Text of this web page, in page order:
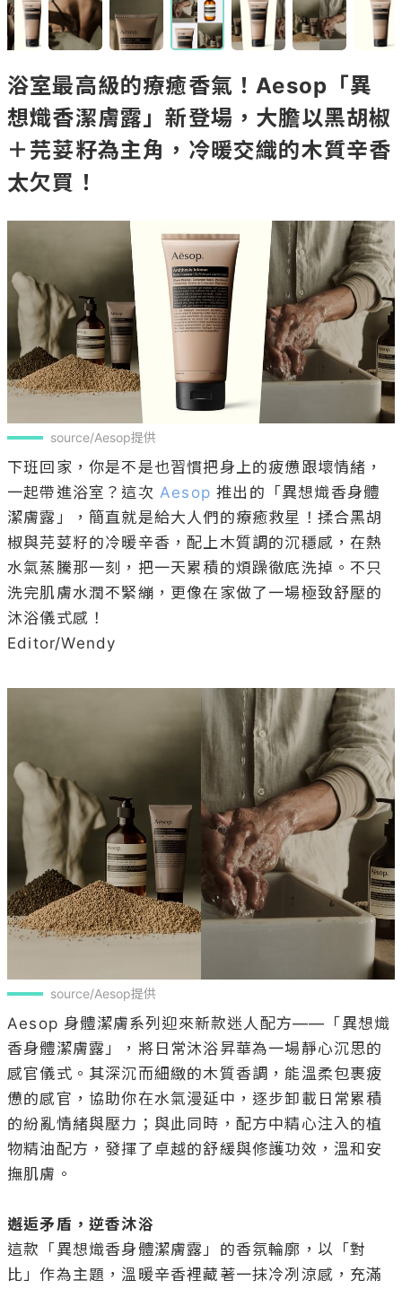
浴室最高級的療癒香氣！Aesop「異
想熾香潔膚露」新登場，大膽以黑胡椒
＋芫荽籽為主角，冷暖交織的木質辛香
太欠買！
source/Aesop提供
下班回家，你是不是也習慣把身上的疲憊跟壞情緒，
一起帶進浴室？這次 Aesop 推出的「異想熾香身體
潔膚露」，簡直就是給大人們的療癒救星！揉合黑胡
椒與芫荽籽的冷暖辛香，配上木質調的沉穩感，在熱
水氣蒸騰那一刻，把一天累積的煩躁徹底洗掉。不只
洗完肌膚水潤不緊繃，更像在家做了一場極致舒壓的
沐浴儀式感！
Editor/Wendy
source/Aesop提供
Aesop 身體潔膚系列迎來新款迷人配方——「異想熾
香身體潔膚露」，將日常沐浴昇華為一場靜心沉思的
感官儀式。其深沉而細緻的木質香調，能溫柔包裹疲
憊的感官，協助你在水氣漫延中，逐步卸載日常累積
的紛亂情緒與壓力；與此同時，配方中精心注入的植
物精油配方，發揮了卓越的舒緩與修護功效，溫和安
撫肌膚。
邂逅矛盾，逆香沐浴
這款「異想熾香身體潔膚露」的香氛輪廓，以「對
比」作為主題，溫暖辛香裡藏著一抹冷冽涼感，充滿